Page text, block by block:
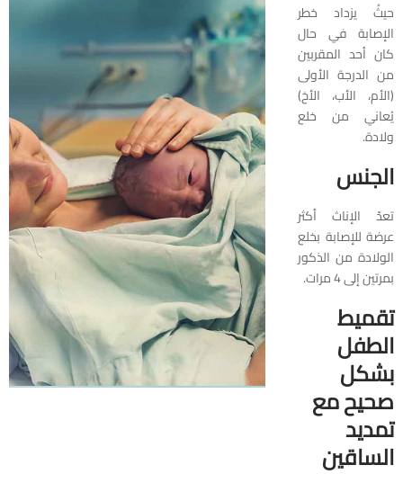
حيثُ يزداد خطر
الإصابة في حال
كان أحد المقربين
من الدرجة الأولى
(الأم، الأب، الأخ)
يُعاني من خلع
ولادة.
الجنس
تعدّ الإناث أكثر
عرضة للإصابة بخلع
الولادة من الذكور
بمرتين إلى 4 مرات.
تقميط
الطفل
بشكل
صحيح مع
تمديد
الساقين